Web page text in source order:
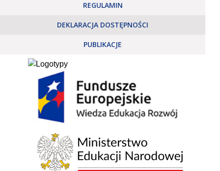
REGULAMIN
DEKLARACJA DOSTĘPNOŚCI
PUBLIKACJE